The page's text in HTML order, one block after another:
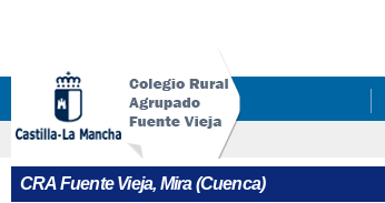
CRA Fuente Vieja, Mira (Cuenca)